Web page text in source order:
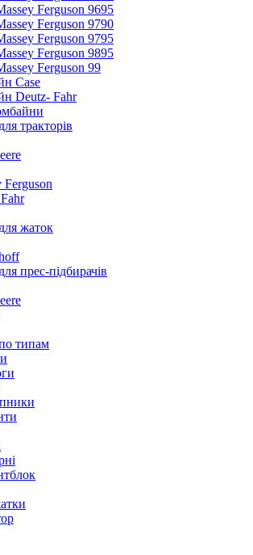
Ferguson 9695
Ferguson 9790
Ferguson 9795
Ferguson 9895
Ferguson 99
Case
Deutz- Fahr
тракторів
Ferguson
жаток
прес-підбирачів
типам